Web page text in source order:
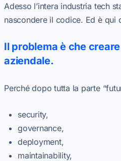
Adesso l’intera industria tech
nascondere il codice. Ed è qui
Il problema è che
aziendale.
Perché dopo tutta la parte
security,
governance,
deployment,
maintainability,